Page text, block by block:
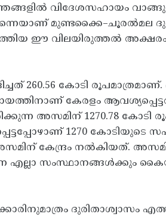
വിദേശസഹായം
മുണ്ടക്കൈ–ചൂരൽമല
ഈ വിലയിരുത്തൽ
260.56 കോടി
കേരളം
അസമിന് 1270.78
1270 കോടിയുടെ
കേന്ദ്രം നൽകിയത്.
സംസ്ഥാനങ്ങൾക്കും
ദുരിതാശ്വാസം